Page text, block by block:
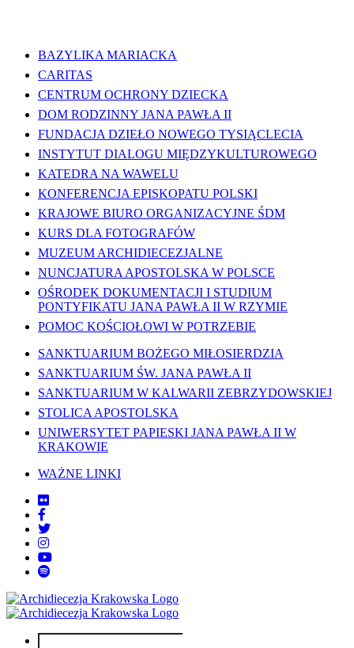
BAZYLIKA MARIACKA
CARITAS
CENTRUM OCHRONY DZIECKA
DOM RODZINNY JANA PAWŁA II
FUNDACJA DZIEŁO NOWEGO TYSIĄCLECIA
INSTYTUT DIALOGU MIĘDZYKULTUROWEGO
KATEDRA NA WAWELU
KONFERENCJA EPISKOPATU POLSKI
KRAJOWE BIURO ORGANIZACYJNE ŚDM
KURS DLA FOTOGRAFÓW
MUZEUM ARCHIDIECEZJALNE
NUNCJATURA APOSTOLSKA W POLSCE
OŚRODEK DOKUMENTACJI I STUDIUM
PONTYFIKATU JANA PAWŁA II W RZYMIE
POMOC KOŚCIOŁOWI W POTRZEBIE
SANKTUARIUM BOŻEGO MIŁOSIERDZIA
SANKTUARIUM ŚW. JANA PAWŁA II
SANKTUARIUM W KALWARII ZEBRZYDOWSKIEJ
STOLICA APOSTOLSKA
UNIWERSYTET PAPIESKI JANA PAWŁA II W
KRAKOWIE
WAŻNE LINKI